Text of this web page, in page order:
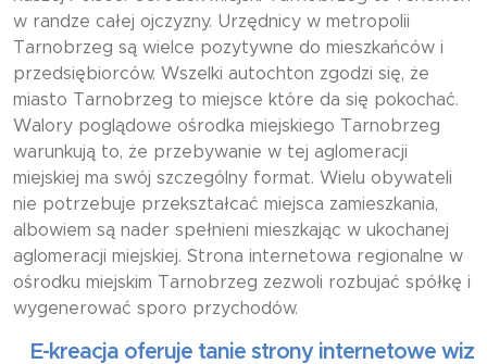
w randze całej ojczyzny. Urzędnicy w metropolii
Tarnobrzeg są wielce pozytywne do mieszkańców i
przedsiębiorców. Wszelki autochton zgodzi się, że
miasto Tarnobrzeg to miejsce które da się pokochać.
Walory poglądowe ośrodka miejskiego Tarnobrzeg
warunkują to, że przebywanie w tej aglomeracji
miejskiej ma swój szczególny format. Wielu obywateli
nie potrzebuje przekształcać miejsca zamieszkania,
albowiem są nader spełnieni mieszkając w ukochanej
aglomeracji miejskiej. Strona internetowa regionalne w
ośrodku miejskim Tarnobrzeg zezwoli rozbujać spółkę i
wygenerować sporo przychodów.
oferuje tanie strony internetowe